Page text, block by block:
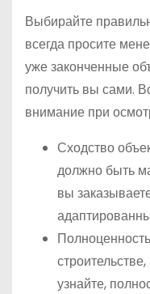
Выбирайте
всегда просите
уже законченные
получить вы сами.
внимание при
Сходство
должно быть
вы
узнайте,